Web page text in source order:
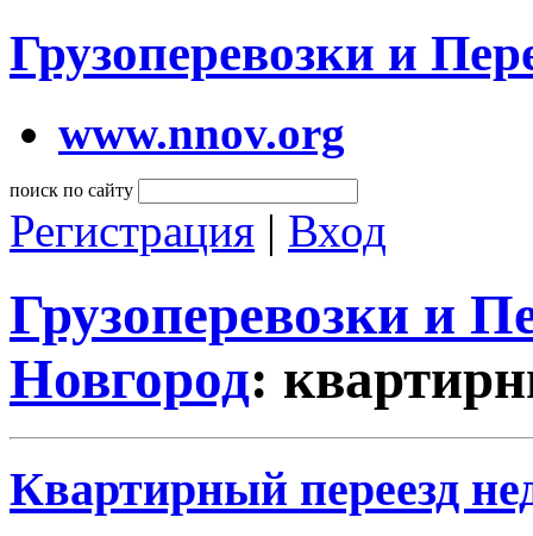
Грузоперевозки и
www.nnov.org
поиск по сайту
Регистрация | Вход
Грузоперевозки и
Новгород:
Квартирный переезд